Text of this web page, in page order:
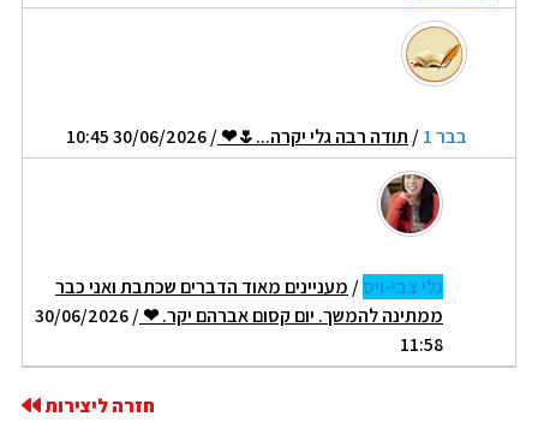
בבר 1 / תודה רבה גלי יקרה...🌷❤/ 30/06/2026 10:45
גלי צבי-ויס/ מעניינים מאוד הדברים שכתבת ואני כבר
ממתינה להמשך. יום קסום אברהם יקר. ❤ / 30/06/2026
11:58
חזרה ליצירות